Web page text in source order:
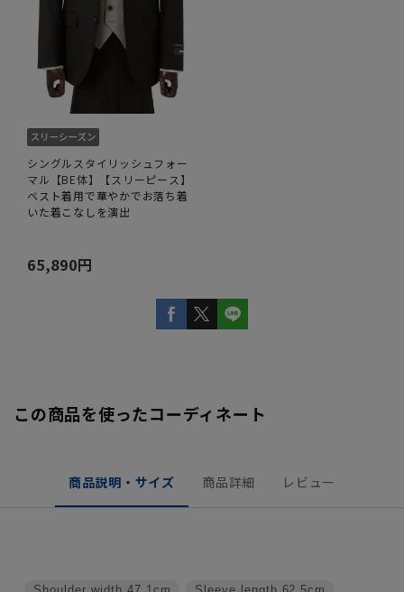
シングルスタイリッシュフォー
マル【BE体】【スリーピース】
ベスト着用で華やかでお落ち着
いた着こなしを演出
65,890円
この商品を使ったコーディネート
商品説明・サイズ 商品詳細 レビュー